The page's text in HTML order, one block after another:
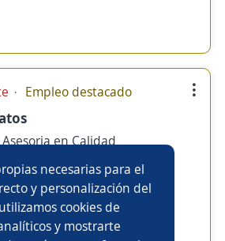
necesarias para el
y personalización del
cookies de
y mostrarte
Empleo destacado
en Calidad
Estado de México